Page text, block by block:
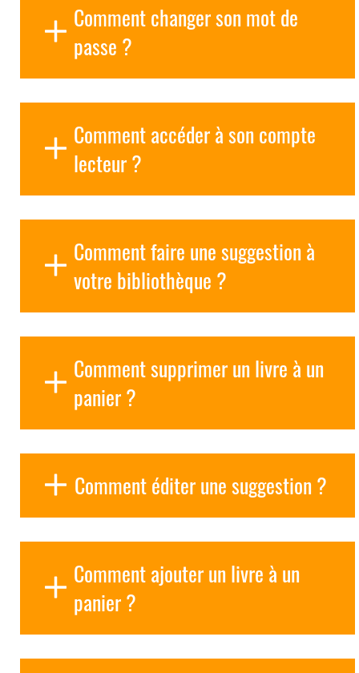
Comment changer son mot de
passe ?
Comment accéder à son compte
lecteur ?
Comment faire une suggestion à
votre bibliothèque ?
Comment supprimer un livre à un
panier ?
Comment éditer une suggestion ?
Comment ajouter un livre à un
panier ?